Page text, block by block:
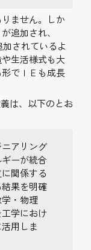
ません。しか
追加され、
されているよ
生活様式も大
でＩＥも成長
は、以下のとお
アリング
ーが統合
関係する
果を明確
・物理
学におけ
用しま